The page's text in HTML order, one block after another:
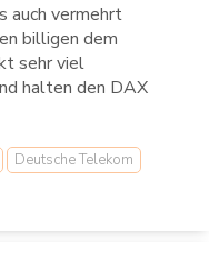
auch vermehrt
billigen dem
sehr viel
halten den DAX
Deutsche Telekom